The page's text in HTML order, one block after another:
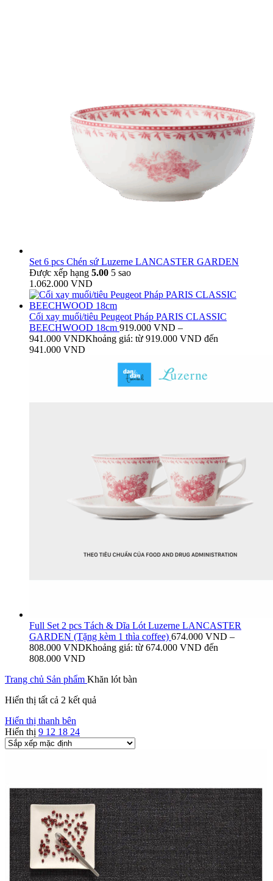
Set 6 pcs Chén sứ Luzerne LANCASTER GARDEN
Được xếp hạng 5.00 5 sao
1.062.000 VND
Cối xay muối/tiêu Peugeot Pháp PARIS CLASSIC
BEECHWOOD 18cm 919.000 VND –
941.000 VNDKhoảng giá: từ 919.000 VND đến
941.000 VND
Full Set 2 pcs Tách & Dĩa Lót Luzerne LANCASTER
GARDEN (Tặng kèm 1 thìa coffee) 674.000 VND –
808.000 VNDKhoảng giá: từ 674.000 VND đến
808.000 VND
Trang chủ Sản phẩm Khăn lót bàn
Hiển thị tất cả 2 kết quả
Hiển thị thanh bên
Hiển thị 9 12 18 24